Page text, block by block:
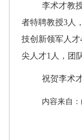
李术才教
者特聘教授3人
技创新领军人
尖人才1人，团
祝贺李术
内容来自